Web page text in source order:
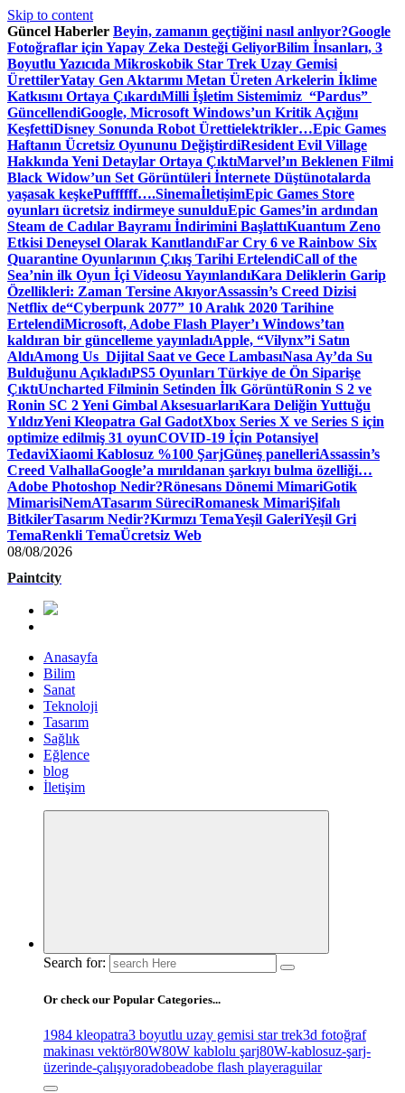
Skip to content
Güncel Haberler Beyin, zamanın geçtiğini nasıl anlıyor?Google
Fotoğraflar için Yapay Zeka Desteği GeliyorBilim İnsanları, 3
Boyutlu Yazıcıda Mikroskobik Star Trek Uzay Gemisi
ÜrettilerYatay Gen Aktarımı Metan Üreten Arkelerin İklime
Katkısını Ortaya ÇıkardıMilli İşletim Sistemimiz “Pardus”
GüncellendiGoogle, Microsoft Windows’un Kritik Açığını
KeşfettiDisney Sonunda Robot Ürettielektrikler…Epic Games
Haftanın Ücretsiz Oyununu DeğiştirdiResident Evil Village
Hakkında Yeni Detaylar Ortaya ÇıktıMarvel’ın Beklenen Filmi
Black Widow’un Set Görüntüleri İnternete Düştünotalarda
yaşasak keşkePuffffff….SinemaİletişimEpic Games Store
oyunları ücretsiz indirmeye sunulduEpic Games’in ardından
Steam de Cadılar Bayramı İndirimini BaşlattıKuantum Zeno
Etkisi Deneysel Olarak KanıtlandıFar Cry 6 ve Rainbow Six
Quarantine Oyunlarının Çıkış Tarihi ErtelendiCall of the
Sea’nin ilk Oyun İçi Videosu YayınlandıKara Deliklerin Garip
Özellikleri: Zaman Tersine AkıyorAssassin’s Creed Dizisi
Netflix de“Cyberpunk 2077” 10 Aralık 2020 Tarihine
ErtelendiMicrosoft, Adobe Flash Player’ı Windows’tan
kaldıran bir güncelleme yayınladıApple, “Vilynx”i Satın
AldıAmong Us Dijital Saat ve Gece LambasıNasa Ay’da Su
Bulduğunu AçıkladıPS5 Oyunları Türkiye de Ön Siparişe
ÇıktıUncharted Filminin Setinden İlk GörüntüRonin S 2 ve
Ronin SC 2 Yeni Gimbal AksesuarlarıKara Deliğin Yuttuğu
YıldızYeni Kleopatra Gal GadotXbox Series X ve Series S için
optimize edilmiş 31 oyunCOVID-19 İçin Potansiyel
TedaviXiaomi Kablosuz %100 ŞarjGüneş panelleriAssassin’s
Creed ValhallaGoogle’a mırıldanan şarkıyı bulma özelliği…
Adobe Photoshop Nedir?Rönesans Dönemi MimariGotik
MimarisiNemATasarım SüreciRomanesk MimariŞifalı
BitkilerTasarım Nedir?Kırmızı TemaYeşil GaleriYeşil Gri
TemaRenkli TemaÜcretsiz Web
08/08/2026
Paintcity
Anasayfa
Bilim
Sanat
Teknoloji
Tasarım
Sağlık
Eğlence
blog
İletişim
Search for:
Or check our Popular Categories...
1984 kleopatra3 boyutlu uzay gemisi star trek3d fotoğraf
makinası vektör80W80W kablolu şarj80W-kablosuz-şarj-
üzerinde-çalışıyoradobeadobe flash playeraguilar